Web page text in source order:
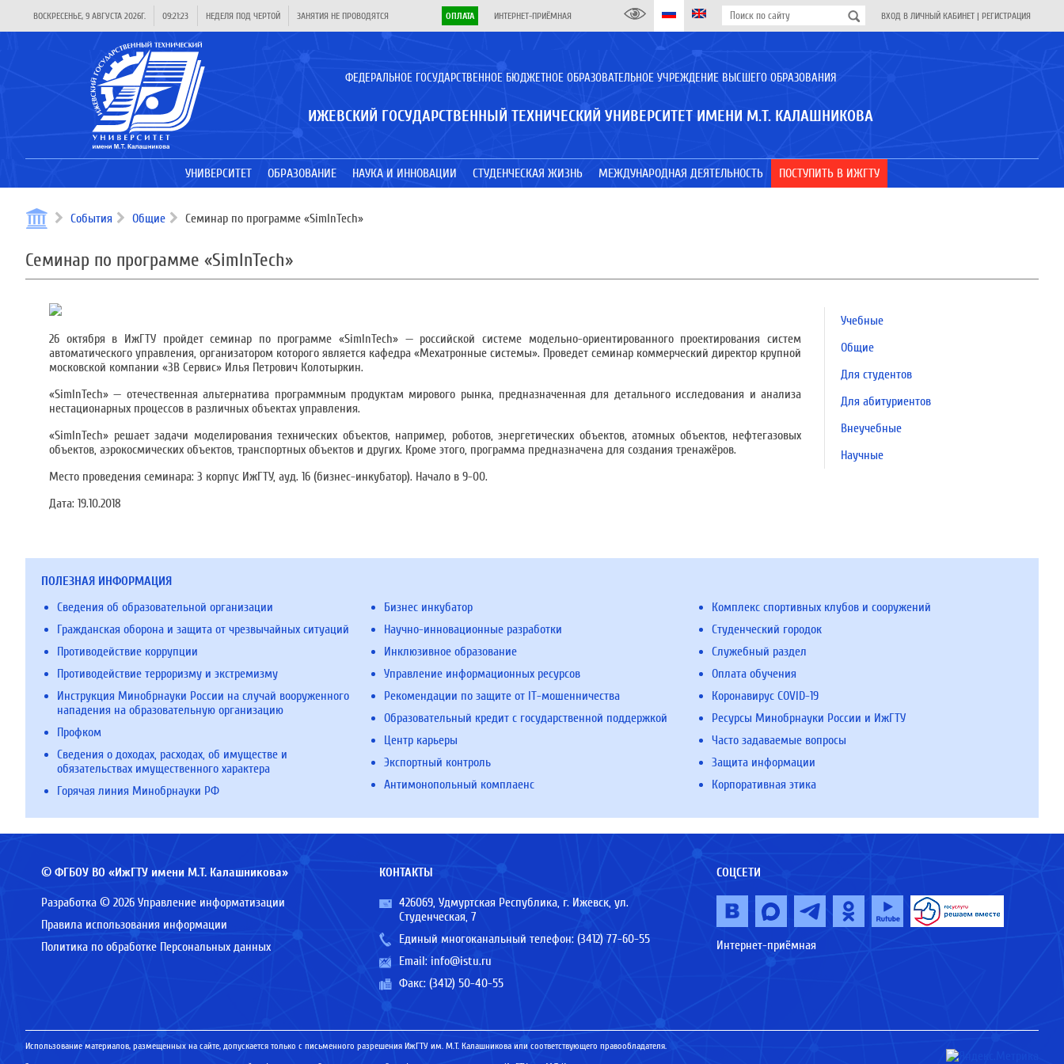
ВОСКРЕСЕНЬЕ, 9 АВГУСТА 2026Г. 09:21:23 НЕДЕЛЯ ПОД ЧЕРТОЙ ЗАНЯТИЯ НЕ ПРОВОДЯТСЯ ОПЛАТА ИНТЕРНЕТ-ПРИЁМНАЯ ВХОД В ЛИЧНЫЙ КАБИНЕТ | РЕГИСТРАЦИЯ
ФЕДЕРАЛЬНОЕ ГОСУДАРСТВЕННОЕ БЮДЖЕТНОЕ ОБРАЗОВАТЕЛЬНОЕ УЧРЕЖДЕНИЕ ВЫСШЕГО ОБРАЗОВАНИЯ
ИЖЕВСКИЙ ГОСУДАРСТВЕННЫЙ ТЕХНИЧЕСКИЙ УНИВЕРСИТЕТ ИМЕНИ М.Т. КАЛАШНИКОВА
УНИВЕРСИТЕТ ОБРАЗОВАНИЕ НАУКА И ИННОВАЦИИ СТУДЕНЧЕСКАЯ ЖИЗНЬ МЕЖДУНАРОДНАЯ ДЕЯТЕЛЬНОСТЬ ПОСТУПИТЬ В ИЖГТУ
События Общие Семинар по программе «SimInTech»
Семинар по программе «SimInTech»
26 октября в ИжГТУ пройдет семинар по программе «SimInTech» — российской системе модельно-ориентированного проектирования систем
автоматического управления, организатором которого является кафедра «Мехатронные системы». Проведет семинар коммерческий директор крупной
московской компании «3В Сервис» Илья Петрович Колотыркин.
«SimInTech» — отечественная альтернатива программным продуктам мирового рынка, предназначенная для детального исследования и анализа
нестационарных процессов в различных объектах управления.
«SimInTech» решает задачи моделирования технических объектов, например, роботов, энергетических объектов, атомных объектов, нефтегазовых
объектов, аэрокосмических объектов, транспортных объектов и других. Кроме этого, программа предназначена для создания тренажёров.
Место проведения семинара: 3 корпус ИжГТУ, ауд. 16 (бизнес-инкубатор). Начало в 9-00.
Дата: 19.10.2018
Учебные
Общие
Для студентов
Для абитуриентов
Внеучебные
Научные
ПОЛЕЗНАЯ ИНФОРМАЦИЯ
Сведения об образовательной организации
Гражданская оборона и защита от чрезвычайных ситуаций
Противодействие коррупции
Противодействие терроризму и экстремизму
Инструкция Минобрнауки России на случай вооруженного
нападения на образовательную организацию
Профком
Сведения о доходах, расходах, об имуществе и
обязательствах имущественного характера
Горячая линия Минобрнауки РФ
Бизнес инкубатор
Научно-инновационные разработки
Инклюзивное образование
Управление информационных ресурсов
Рекомендации по защите от IT-мошенничества
Образовательный кредит с государственной поддержкой
Центр карьеры
Экспортный контроль
Антимонопольный комплаенс
Комплекс спортивных клубов и сооружений
Студенческий городок
Служебный раздел
Оплата обучения
Коронавирус COVID-19
Ресурсы Минобрнауки России и ИжГТУ
Часто задаваемые вопросы
Защита информации
Корпоративная этика
© ФГБОУ ВО «ИжГТУ имени М.Т. Калашникова»
Разработка © 2026 Управление информатизации
Правила использования информации
Политика по обработке Персональных данных
КОНТАКТЫ
426069, Удмуртская Республика, г. Ижевск, ул.
Студенческая, 7
Единый многоканальный телефон: (3412) 77-60-55
Email: info@istu.ru
Факс: (3412) 50-40-55
СОЦСЕТИ
Интернет-приёмная
Использование материалов, размещенных на сайте, допускается только с письменного разрешения ИжГТУ им. М.Т. Калашникова или соответствующего правообладателя.